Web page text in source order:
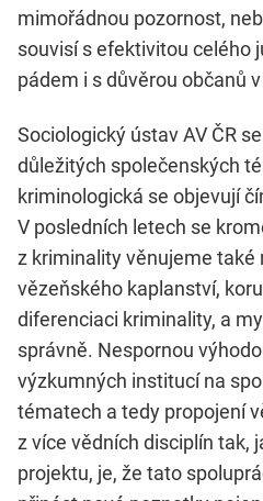
mimořádnou pozornost,
souvisí s efektivitou celého
pádem i s důvěrou občanů
Sociologický ústav AV ČR
důležitých společenských
kriminologická se objevují
V posledních letech se
z kriminality věnujeme také
vězeňského kaplanství,
diferenciaci kriminality, a
správně. Nespornou
výzkumných institucí na
tématech a tedy propojení
z více vědních disciplín tak,
projektu, je, že tato